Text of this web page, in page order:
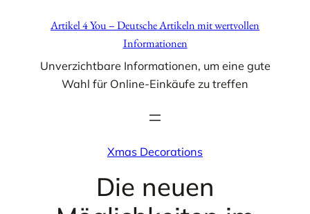
Artikel 4 You – Deutsche Artikeln mit wertvollen
Informationen
Unverzichtbare Informationen, um eine gute
Wahl für Online-Einkäufe zu treffen
Xmas Decorations
Die neuen